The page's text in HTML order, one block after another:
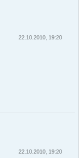
22.10.2010, 19:20
22.10.2010, 19:20